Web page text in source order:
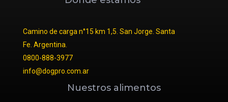
Camino de carga n°15 km 1,5. San Jorge. Santa
Fe. Argentina.
0800-888-3977
info@dogpro.com.ar
Nuestros alimentos